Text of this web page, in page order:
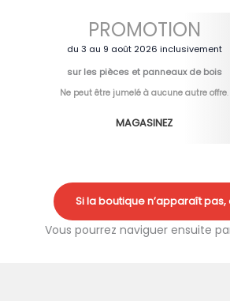
PROMOTION
du 3 au 9 août 2026 inclusivement
sur les pièces et panneaux de bois
Ne peut être jumelé à aucune autre offre.
MAGASINEZ
Si la boutique n’apparaît pas,
Vous pourrez naviguer ensuite